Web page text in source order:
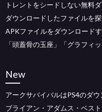
トレントをシードしない無料
ダウンロードしたファイルを
APKファイルをダウンロード
「頭蓋骨の玉座」「グラフィ
New
アークサバイバルはPS4のダ
ブライアン・アダムス・ベス